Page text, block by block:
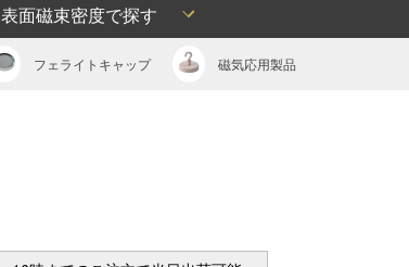
表面磁束密度で探す
フェライト キャップ 磁気応用製品